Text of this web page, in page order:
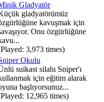
Gladyatör
gladyatörümüz
kavuşmak için
Onu özgürlüğüne
3,973 times)
Okulu
suikast silahı Sniper'ı
için eğitim alarak
başlıyorsunuz...
12,965 times)